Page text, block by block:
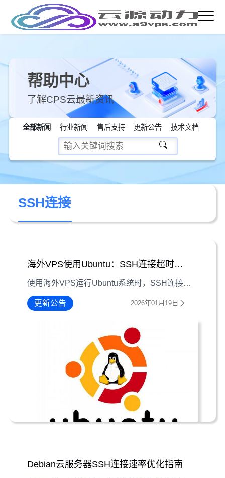
帮助中心
了解CPS云最新资讯
全部新闻 行业新闻 售后支持 更新公告 技术文档
SSH连接
海外VPS使用Ubuntu：SSH连接超时解决方法
使用海外VPS运行Ubuntu系统时，SSH连接超时是常见问题，本文从现象识别、问题诊断到具体解决方法逐一解析，助你快速恢复稳定连接。
更新公告 2026年01月19日
Debian云服务器SSH连接速率优化指南